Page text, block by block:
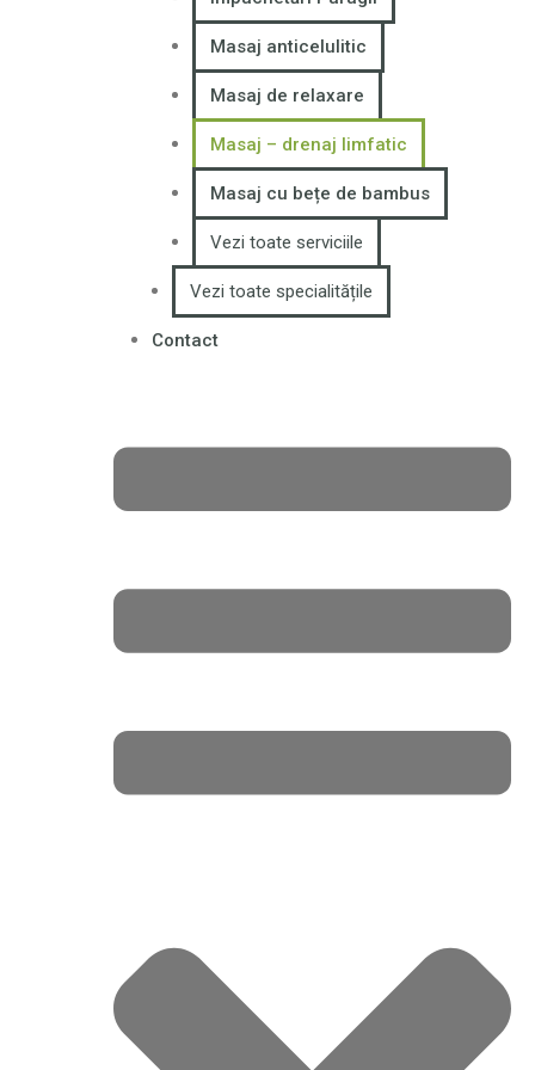
Masaj anticelulitic
Masaj de relaxare
Masaj – drenaj limfatic
Masaj cu bețe de bambus
Vezi toate serviciile
Vezi toate specialitățile
Contact
+40.737.031.555
NAVIGARE RAPIDĂ
Acasă
Politica Cookies
Politica de Confidențialitate